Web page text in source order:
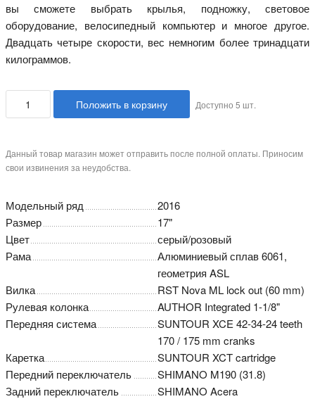
вы сможете выбрать крылья, подножку, световое
оборудование, велосипедный компьютер и многое другое.
Двадцать четыре скорости, вес немногим более тринадцати
килограммов.
Положить в корзину Доступно 5 шт.
Данный товар магазин может отправить после полной оплаты. Приносим
свои извинения за неудобства.
Модельный ряд
2016
Размер
17"
Цвет
серый/розовый
Рама
Алюминиевый сплав 6061,
геометрия ASL
Вилка
RST Nova ML lock out (60 mm)
Рулевая колонка
AUTHOR Integrated 1-1/8"
Передняя система
SUNTOUR XCE 42-34-24 teeth
170 / 175 mm cranks
Каретка
SUNTOUR XCT cartridge
Передний переключатель
SHIMANO M190 (31.8)
Задний переключатель
SHIMANO Acera